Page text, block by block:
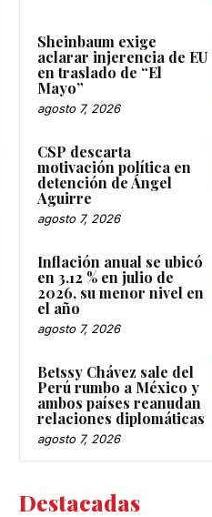
Sheinbaum exige
aclarar injerencia de EU
en traslado de “El
Mayo”
agosto 7, 2026
CSP descarta
motivación política en
detención de Ángel
Aguirre
agosto 7, 2026
Inflación anual se ubicó
en 3.12 % en julio de
2026, su menor nivel en
el año
agosto 7, 2026
Betssy Chávez sale del
Perú rumbo a México y
ambos países reanudan
relaciones diplomáticas
agosto 7, 2026
Destacadas